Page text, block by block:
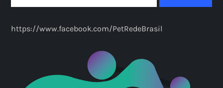
https://www.facebook.com/PetRedeBrasil